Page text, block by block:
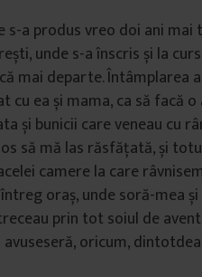
a produs vreo doi ani mai
unde s-a înscris și la
mai departe. Întâmplarea
cu ea și mama, ca să facă
și bunicii care veneau cu
să mă las răsfățată, și
camere la care
oraș, unde soră-mea
prin tot soiul de
oricum,